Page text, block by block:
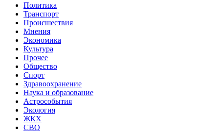
Политика
Транспорт
Происшествия
Мнения
Экономика
Культура
Прочее
Общество
Спорт
Здравоохранение
Наука и образование
Астрособытия
Экология
ЖКХ
СВО